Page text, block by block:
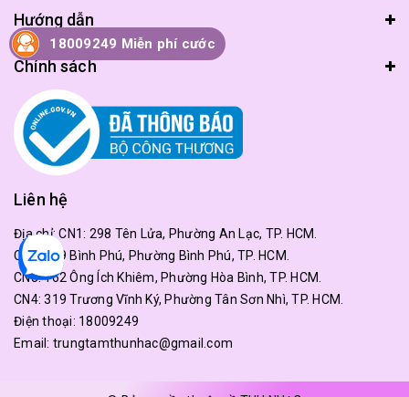
Hướng dẫn
Chính sách
Liên hệ
Địa chỉ:CN1: 298 Tên Lửa, Phường An Lạc, TP. HCM.
CN2: 179 Bình Phú, Phường Bình Phú, TP. HCM.
CN3: 162 Ông Ích Khiêm, Phường Hòa Bình, TP. HCM.
CN4: 319 Trương Vĩnh Ký, Phường Tân Sơn Nhì, TP. HCM.
Điện thoại: 18009249
Email: trungtamthunhac@gmail.com
18009249 Miễn phí cước